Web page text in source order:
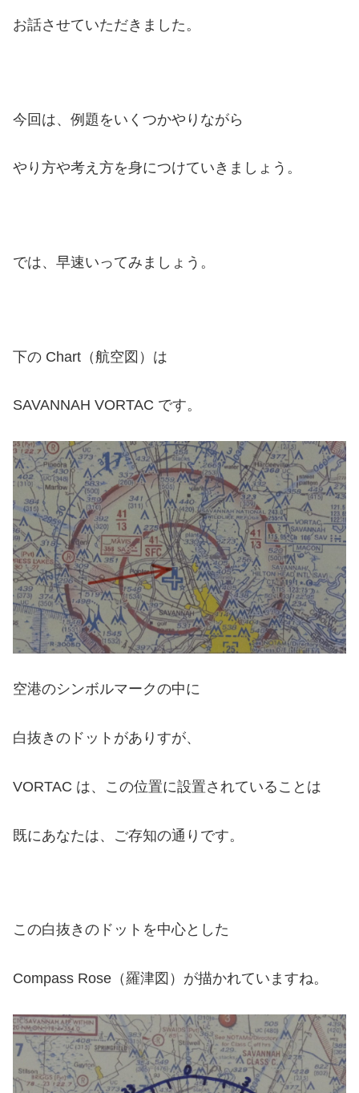
お話させていただきました。
今回は、例題をいくつかやりながら
やり方や考え方を身につけていきましょう。
では、早速いってみましょう。
下の Chart（航空図）は
SAVANNAH VORTAC です。
空港のシンボルマークの中に
白抜きのドットがありすが、
VORTAC は、この位置に設置されていることは
既にあなたは、ご存知の通りです。
この白抜きのドットを中心とした
Compass Rose（羅津図）が描かれていますね。